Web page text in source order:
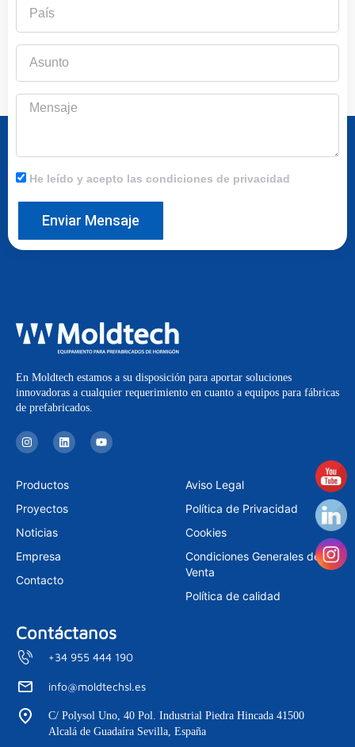
Mensaje
He leído y acepto las condiciones de privacidad
Enviar Mensaje
En Moldtech estamos a su disposición para aportar soluciones
innovadoras a cualquier requerimiento en cuanto a equipos para fábricas
de prefabricados.
I
n
s
a
g
a
L
i
n
e
d
n
Y
o
u
Productos
Proyectos
Noticias
Empresa
Contacto
Aviso Legal
Política de Privacidad
Cookies
Condiciones Generales de
Venta
Política de calidad
Contáctanos
+34 955 444 190
info@moldtechsl.es
C/ Polysol Uno, 40 Pol. Industrial Piedra Hincada 41500
Alcalá de Guadaíra Sevilla, España